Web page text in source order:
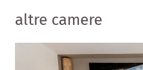
altre camere